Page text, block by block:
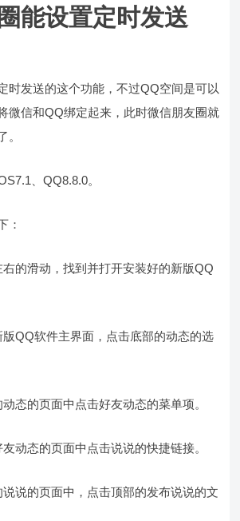
能设置定时发送
时发送的这个功能，不过QQ空间是可以
微信和QQ绑定起来，此时微信朋友圈就
。
、QQ8.8.0。
：
的滑动，找到并打开安装好的新版QQ
QQ软件主界面，点击底部的动态的选
态的页面中点击好友动态的菜单项。
动态的页面中点击说说的快捷链接。
说的页面中，点击顶部的发布说说的文